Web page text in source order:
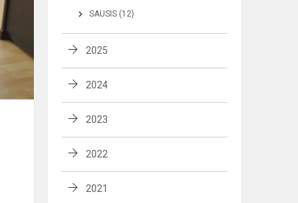
SAUSIS (12)
2025
2024
2023
2022
2021